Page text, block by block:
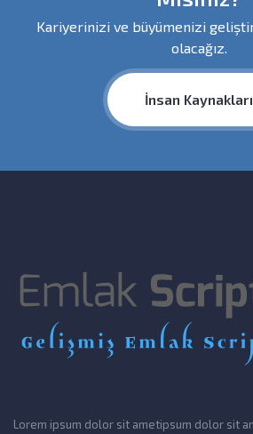
Kariyerinizi ve büyümenizi
olacağız.
İnsan Kaynakları
Lorem ipsum dolor sit ametipsum dolor sit